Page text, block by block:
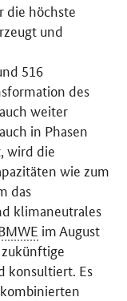
die höchste
und
516
des
weiter
in Phasen
wird die
wie zum
das
klimaneutrales
im August
konsultiert. Es